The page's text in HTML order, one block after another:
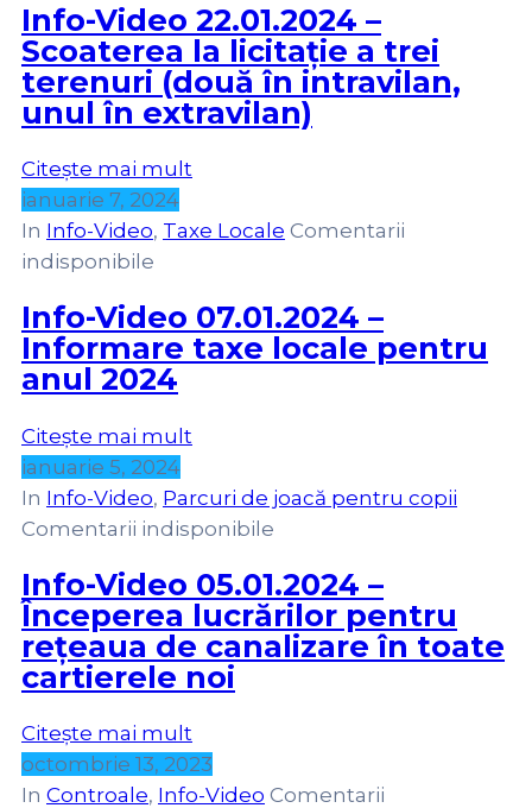
Info-Video 22.01.2024 –
Scoaterea la licitație a trei
terenuri (două în intravilan,
unul în extravilan)
Citește mai mult
ianuarie 7, 2024
In Info-Video‚ Taxe Locale Comentarii
indisponibile
Info-Video 07.01.2024 –
Informare taxe locale pentru
anul 2024
Citește mai mult
ianuarie 5, 2024
In Info-Video‚ Parcuri de joacă pentru copii
Comentarii indisponibile
Info-Video 05.01.2024 –
Începerea lucrărilor pentru
rețeaua de canalizare în toate
cartierele noi
Citește mai mult
octombrie 13, 2023
In Controale‚ Info-Video Comentarii